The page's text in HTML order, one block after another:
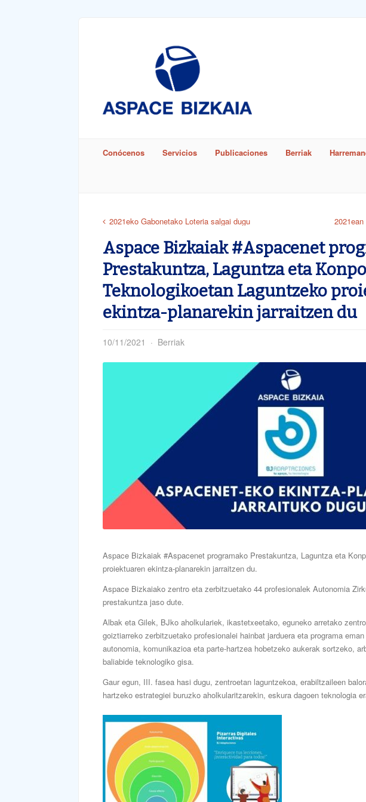
Conócenos Servicios Publicaciones Berriak
2021eko Gabonetako Loteria salgai dugu
Aspace Bizkaiak #Aspacenet
Prestakuntza, Laguntza eta
Teknologikoetan Laguntzeko
ekintza-planarekin jarraitzen du
10/11/2021 Berriak
Aspace Bizkaiak #Aspacenet programako Prestakuntza, Laguntza eta
proiektuaren ekintza-planarekin jarraitzen du.
Aspace Bizkaiako zentro eta zerbitzuetako 44 profesionalek Autonomia
prestakuntza jaso dute.
Albak eta Gilek, BJko aholkulariek, ikastetxeetako, eguneko arretako
goiztiarreko zerbitzuetako profesionalei hainbat jarduera eta programa
autonomia, komunikazioa eta parte-hartzea hobetzeko aukerak sortzeko,
baliabide teknologiko gisa.
Gaur egun, III. fasea hasi dugu, zentroetan laguntzekoa, erabiltzaileen
hartzeko estrategiei buruzko aholkularitzarekin, eskura dagoen teknologia